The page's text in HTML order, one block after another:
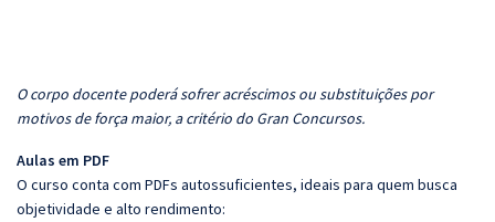
O corpo docente poderá sofrer acréscimos ou substituições por
motivos de força maior, a critério do Gran Concursos.
Aulas em PDF
O curso conta com PDFs autossuficientes, ideais para quem busca
objetividade e alto rendimento: